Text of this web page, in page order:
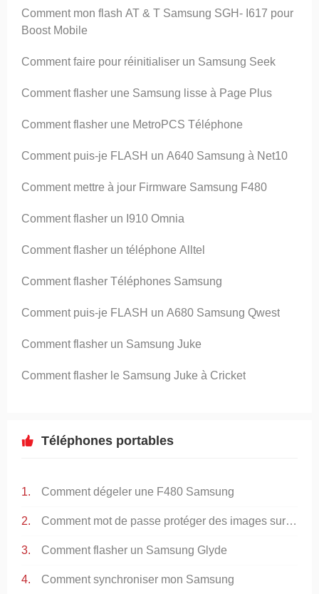
Comment mon flash AT & T Samsung SGH- I617 pour
Boost Mobile
Comment faire pour réinitialiser un Samsung Seek
Comment flasher une Samsung lisse à Page Plus
Comment flasher une MetroPCS Téléphone
Comment puis-je FLASH un A640 Samsung à Net10
Comment mettre à jour Firmware Samsung F480
Comment flasher un I910 Omnia
Comment flasher un téléphone Alltel
Comment flasher Téléphones Samsung
Comment puis-je FLASH un A680 Samsung Qwest
Comment flasher un Samsung Juke
Comment flasher le Samsung Juke à Cricket
Téléphones portables
Comment dégeler une F480 Samsung
Comment mot de passe protéger des images sur un Samsung F480
Comment flasher un Samsung Glyde
Comment synchroniser mon Samsung